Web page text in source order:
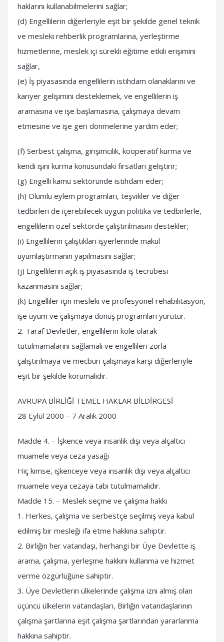
haklarını kullanabilmelerini sağlar;
(d) Engellilerin diğerleriyle eşit bir şekilde genel teknik
ve mesleki rehberlik programlarına, yerleştirme
hizmetlerine, meslek içi sürekli eğitime etkili erişimini
sağlar,
(e) İş piyasasında engellilerin istihdam olanaklarını ve
kariyer gelişimini desteklemek, ve engellilerin iş
aramasına ve işe başlamasına, çalışmaya devam
etmesine ve işe geri dönmelerine yardım eder;
(f) Serbest çalışma, girişimcilik, kooperatif kurma ve
kendi işini kurma konusundaki fırsatları geliştirir;
(g) Engelli kamu sektöründe istihdam eder;
(h) Olumlu eylem programları, teşvikler ve diğer
tedbirleri de içerebilecek uygun politika ve tedbirlerle,
engellilerin özel sektörde çalıştırılmasını destekler;
(i) Engellilerin çalıştıkları işyerlerinde makul
uyumlaştırmanın yapılmasını sağlar;
(j) Engellilerin açık iş piyasasında iş tecrübesi
kazanmasını sağlar;
(k) Engelliler için mesleki ve profesyonel rehabilitasyon,
işe uyum ve çalışmaya dönüş programları yürütür.
2. Taraf Devletler, engellilerin köle olarak
tutulmamalarını sağlamalı ve engellileri zorla
çalıştırılmaya ve mecburi çalışmaya karşı diğerleriyle
eşit bir şekilde korumalıdır.
AVRUPA BİRLİĞİ TEMEL HAKLAR BİLDİRGESİ
28 Eylül 2000 – 7 Aralık 2000
Madde 4. – İşkence veya insanlık dışı veya alçaltıcı
muamele veya ceza yasağı
Hiç kimse, işkenceye veya insanlık dışı veya alçaltıcı
muamele veya cezaya tabi tutulmamalıdır.
Madde 15. – Meslek seçme ve çalışma hakkı
1. Herkes, çalışma ve serbestçe seçilmiş veya kabul
edilmiş bir mesleği ifa etme hakkına sahiptir.
2. Birliğin her vatandaşı, herhangi bir Üye Devlette iş
arama, çalışma, yerleşme hakkını kullanma ve hizmet
verme özgürlüğüne sahiptir.
3. Üye Devletlerin ülkelerinde çalışma izni almış olan
üçüncü ülkelerin vatandaşları, Birliğin vatandaşlarının
çalışma şartlarına eşit çalışma şartlarından yararlanma
hakkına sahiptir.